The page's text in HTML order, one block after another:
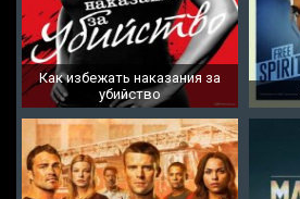
Как избежать наказания за
убийство